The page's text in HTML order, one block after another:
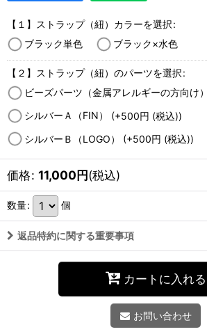
【１】ストラップ（紐）カラーを選択:
ブラック単色
ブラック×水色
【２】ストラップ（紐）のパーツを選択:
ビーズパーツ（金属アレルギーの方向け）
シルバーＡ（FIN） (+500円 (税込))
シルバーＢ（LOGO） (+500円 (税込))
価格: 11,000円(税込)
数量: 個
返品特約に関する重要事項
カートに入れる
お問い合わせ